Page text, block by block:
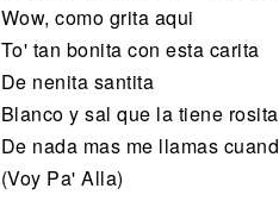
Wow, como grita aqui
To' tan bonita con esta carita
De nenita santita
Blanco y sal que la tiene rosita
De nada mas me llamas
(Voy Pa' Alla)